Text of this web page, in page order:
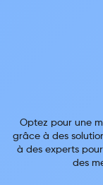
Optez pour une
grâce à des
à des experts
des